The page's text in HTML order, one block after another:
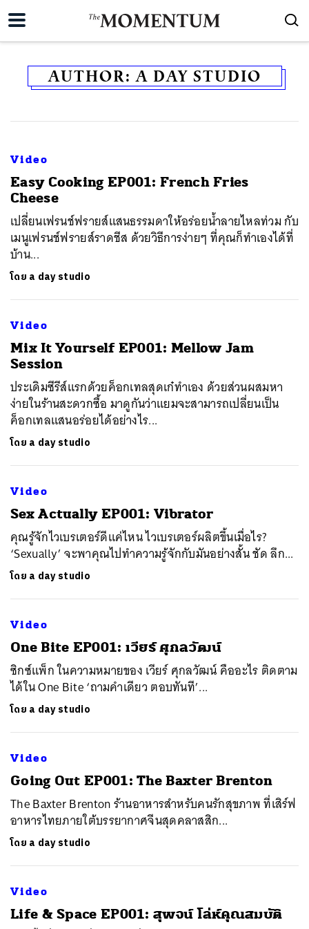
AUTHOR:A DAY STUDIO
Video
Easy Cooking EP001: French Fries
Cheese
เปลี่ยนเฟรนช์ฟรายส์แสนธรรมดาให้อร่อยน้ำลายไหลท่วม กับ
เมนูเฟรนช์ฟรายส์ราดชีส ด้วยวิธีการง่ายๆ ที่คุณก็ทำเองได้ที่
บ้าน...
โดย a day studio
Video
Mix It Yourself EP001: Mellow Jam
Session
ประเดิมซีรีส์แรกด้วยค็อกเทลสุดเก๋ทำเอง ด้วยส่วนผสมหา
ง่ายในร้านสะดวกซื้อ มาดูกันว่าแยมจะสามารถเปลี่ยนเป็น
ค็อกเทลแสนอร่อยได้อย่างไร...
โดย a day studio
Video
Sex Actually EP001: Vibrator
คุณรู้จักไวเบรเตอร์ดีแค่ไหน ไวเบรเตอร์ผลิตขึ้นเมื่อไร?
‘Sexually’ จะพาคุณไปทำความรู้จักกับมันอย่างสั้น ชัด ลึก...
โดย a day studio
Video
One Bite EP001: เวียร์ ศุกลวัฒน์
ซิกซ์แพ็ก ในความหมายของ เวียร์ ศุกลวัฒน์ คืออะไร ติดตาม
ได้ใน One Bite ‘ถามคำเดียว ตอบทันที’...
โดย a day studio
Video
Going Out EP001: The Baxter Brenton
The Baxter Brenton ร้านอาหารสำหรับคนรักสุขภาพ ที่เสิร์ฟ
อาหารไทยภายใต้บรรยากาศจีนสุดคลาสสิก...
โดย a day studio
Video
Life & Space EP001: สุพจน์ โล่ห์คุณสมบัติ